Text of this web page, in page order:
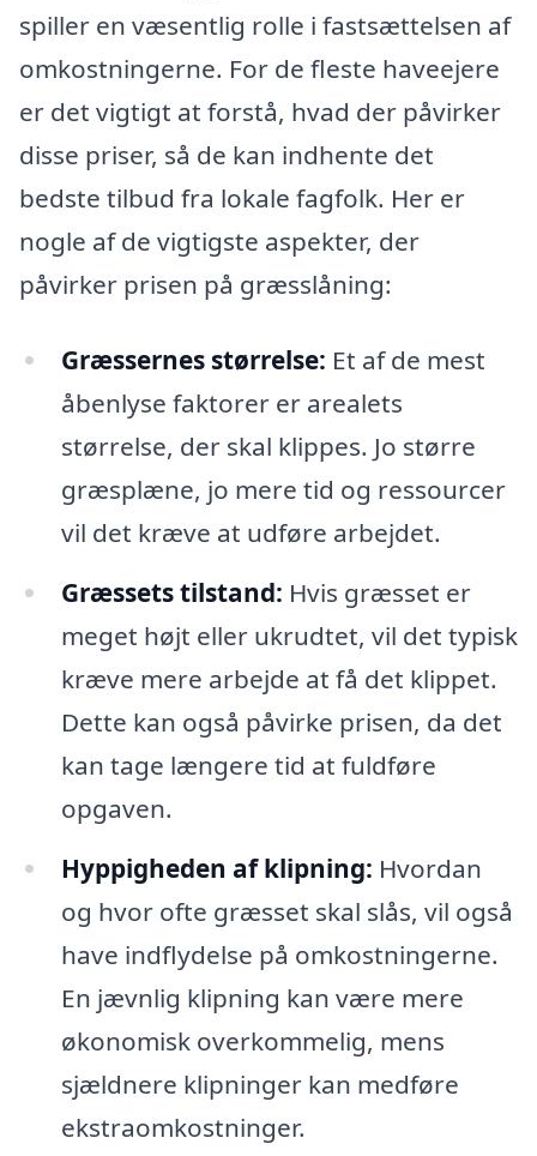
spiller en væsentlig rolle i fastsættelsen af
omkostningerne. For de fleste haveejere
er det vigtigt at forstå, hvad der påvirker
disse priser, så de kan indhente det
bedste tilbud fra lokale fagfolk. Her er
nogle af de vigtigste aspekter, der
påvirker prisen på græsslåning:
Græssernes størrelse: Et af de mest
åbenlyse faktorer er arealets
størrelse, der skal klippes. Jo større
græsplæne, jo mere tid og ressourcer
vil det kræve at udføre arbejdet.
Græssets tilstand: Hvis græsset er
meget højt eller ukrudtet, vil det typisk
kræve mere arbejde at få det klippet.
Dette kan også påvirke prisen, da det
kan tage længere tid at fuldføre
opgaven.
Hyppigheden af klipning: Hvordan
og hvor ofte græsset skal slås, vil også
have indflydelse på omkostningerne.
En jævnlig klipning kan være mere
økonomisk overkommelig, mens
sjældnere klipninger kan medføre
ekstraomkostninger.